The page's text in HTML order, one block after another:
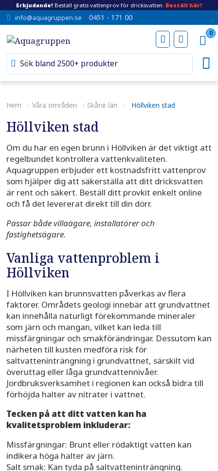
Erbjudande! Beställ gratis vattenprov för dricksvatten. Beställ här!
info@aquagruppen.se 0451 - 171 00
0
Hem » Våra områden » Skåne län » Höllviken stad
Höllviken stad
Om du har en egen brunn i Höllviken är det viktigt att
regelbundet kontrollera vattenkvaliteten.
Aquagruppen erbjuder ett kostnadsfritt vattenprov
som hjälper dig att säkerställa att ditt dricksvatten
är rent och säkert. Beställ ditt provkit enkelt online
och få det levererat direkt till din dörr.
Passar både villaägare, installatörer och
fastighetsägare.
Vanliga vattenproblem i
Höllviken
I Höllviken kan brunnsvatten påverkas av flera
faktorer. Områdets geologi innebär att grundvattnet
kan innehålla naturligt förekommande mineraler
som järn och mangan, vilket kan leda till
missfärgningar och smakförändringar. Dessutom kan
närheten till kusten medföra risk för
saltvatteninträngning i grundvattnet, särskilt vid
överuttag eller låga grundvattennivåer.
Jordbruksverksamhet i regionen kan också bidra till
förhöjda halter av nitrater i vattnet.
Tecken på att ditt vatten kan ha
kvalitetsproblem inkluderar:
Missfärgningar: Brunt eller rödaktigt vatten kan
indikera höga halter av järn.
Salt smak: Kan tyda på saltvatteninträngning.